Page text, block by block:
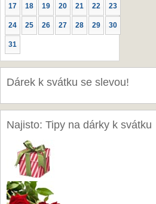
17 18 19 20 21 22 23
24 25 26 27 28 29 30
31
Dárek k svátku se slevou!
Najisto: Tipy na dárky k svátku